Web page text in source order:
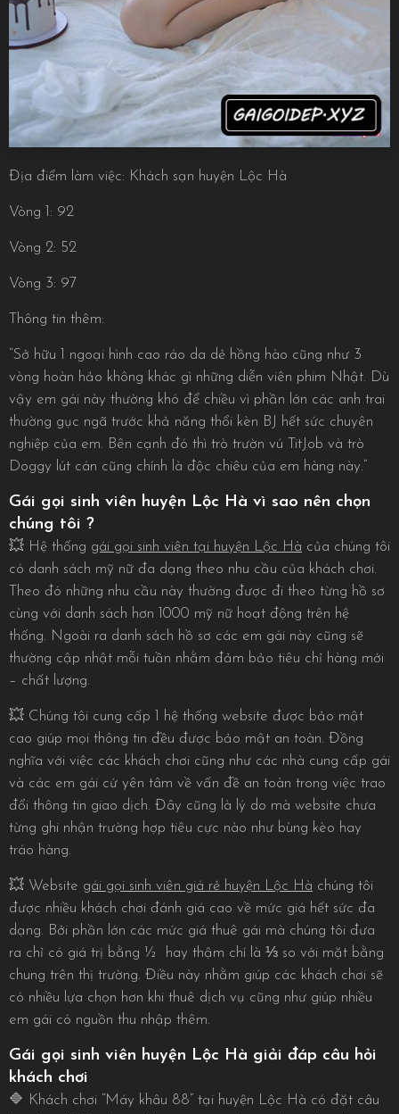
Địa điểm làm việc: Khách sạn huyện Lộc Hà
Vòng 1: 92
Vòng 2: 52
Vòng 3: 97
Thông tin thêm:
“Sở hữu 1 ngoại hình cao ráo da dẻ hồng hào cũng như 3
vòng hoàn hảo không khác gì những diễn viên phim Nhật. Dù
vậy em gái này thường khó để chiều vì phần lớn các anh trai
thường gục ngã trước khả năng thổi kèn BJ hết sức chuyên
nghiệp của em. Bên cạnh đó thì trò trườn vú TitJob và trò
Doggy lút cán cũng chính là độc chiêu của em hàng này.”
Gái gọi sinh viên huyện Lộc Hà vì sao nên chọn
chúng tôi ?
💥 Hệ thống gái gọi sinh viên tại huyện Lộc Hà của chúng tôi
có danh sách mỹ nữ đa dạng theo nhu cầu của khách chơi.
Theo đó những nhu cầu này thường được đi theo từng hồ sơ
cùng với danh sách hơn 1000 mỹ nữ hoạt động trên hệ
thống. Ngoài ra danh sách hồ sơ các em gái này cũng sẽ
thường cập nhật mỗi tuần nhằm đảm bảo tiêu chỉ hàng mới
– chất lượng.
💥 Chúng tôi cung cấp 1 hệ thống website được bảo mật
cao giúp mọi thông tin đều được bảo mật an toàn. Đồng
nghĩa với việc các khách chơi cũng như các nhà cung cấp gái
và các em gái cứ yên tâm về vấn đề an toàn trong việc trao
đổi thông tin giao dịch. Đây cũng là lý do mà website chưa
từng ghi nhận trường hợp tiêu cực nào như bùng kèo hay
tráo hàng.
💥 Website gái gọi sinh viên giá rẻ huyện Lộc Hà chúng tôi
được nhiều khách chơi đánh giá cao về mức giá hết sức đa
dạng. Bởi phần lớn các mức giá thuê gái mà chúng tôi đưa
ra chỉ có giá trị bằng ½ hay thậm chí là ⅓ so với mặt bằng
chung trên thị trường. Điều này nhằm giúp các khách chơi sẽ
có nhiều lựa chọn hơn khi thuê dịch vụ cũng như giúp nhiều
em gái có nguồn thu nhập thêm.
Gái gọi sinh viên huyện Lộc Hà giải đáp câu hỏi
khách chơi
🔷 Khách chơi “Máy khâu 88” tại huyện Lộc Hà có đặt câu